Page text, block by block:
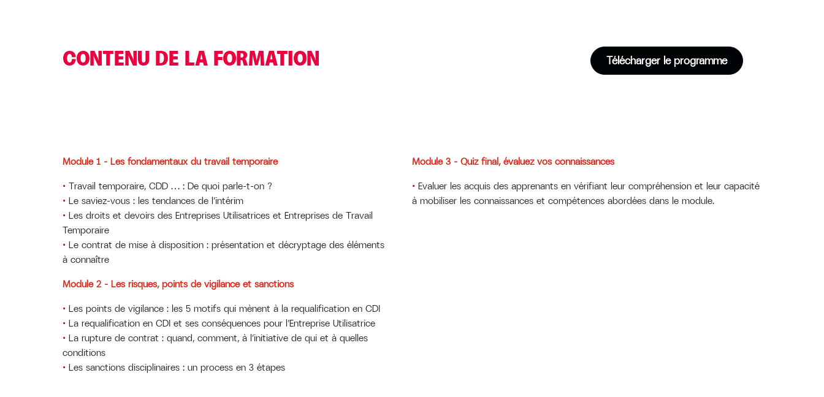
CONTENU DE LA FORMATION Télécharger le programme
Module 1 – Les fondamentaux du travail temporaire
Travail temporaire, CDD … : De quoi parle-t-on ?
Le saviez-vous : les tendances de l’intérim
Les droits et devoirs des Entreprises Utilisatrices et Entreprises de Travail
Temporaire
Le contrat de mise à disposition : présentation et décryptage des éléments
à connaître
Module 2 – Les risques, points de vigilance et sanctions
Les points de vigilance : les 5 motifs qui mènent à la requalification en CDI
La requalification en CDI et ses conséquences pour l’Entreprise Utilisatrice
La rupture de contrat : quand, comment, à l’initiative de qui et à quelles
conditions
Les sanctions disciplinaires : un process en 3 étapes
Module 3 – Quiz final, évaluez vos connaissances
Evaluer les acquis des apprenants en vérifiant leur compréhension et leur capacité
à mobiliser les connaissances et compétences abordées dans le module.